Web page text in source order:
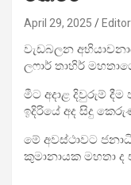
April 29, 2025 Editor
වැඩබලන
ලෆාර් තාහිර්
මීට අදාළ දිවුරුම්
ඉදිරියේ අද සිදු
මේ අවස්ථාවට
කුමානායක මහතා ද